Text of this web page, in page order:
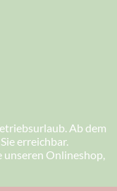
Ab dem
erreichbar.
unseren Onlineshop,